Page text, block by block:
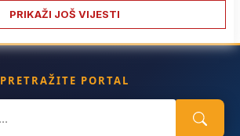
PRIKAŽI JOŠ VIJESTI
PRETRAŽITE PORTAL